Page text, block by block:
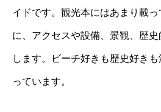
イドです。観光本にはあまり載
に、アクセスや設備、景観、歴
します。ビーチ好きも歴史好き
っています。